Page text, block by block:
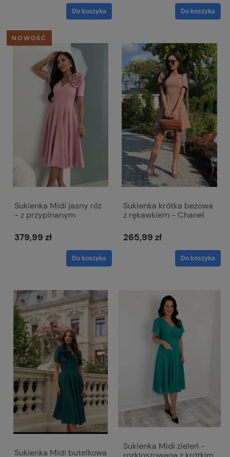
Do koszyka Do koszyka
Sukienka Midi jasny róż
- z przypinanym
379,99 zł
Do koszyka
NOWOŚĆ
Sukienka krótka beżowa
z rękawkiem - Chanel
265,99 zł
Do koszyka
Sukienka Midi butelkowa
Sukienka Midi zieleń -